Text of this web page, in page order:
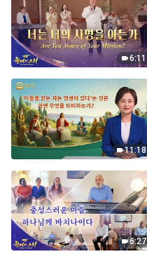
6:11
11:18
6:27